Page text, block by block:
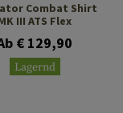
Combat Shirt
III ATS Flex
€ 129,90
Lagernd